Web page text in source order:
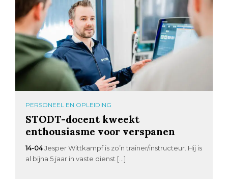
PERSONEEL EN OPLEIDING
STODT-docent kweekt
enthousiasme voor verspanen
14-04Jesper Wittkampf is zo’n trainer/instructeur. Hij is
al bijna 5 jaar in vaste dienst […]